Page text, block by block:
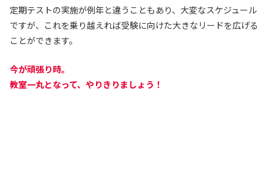
定期テストの実施が例年と違うこともあり、大変なスケジュール
ですが、これを乗り越えれば受験に向けた大きなリードを広げる
ことができます。
今が頑張り時。
教室一丸となって、やりきりましょう！